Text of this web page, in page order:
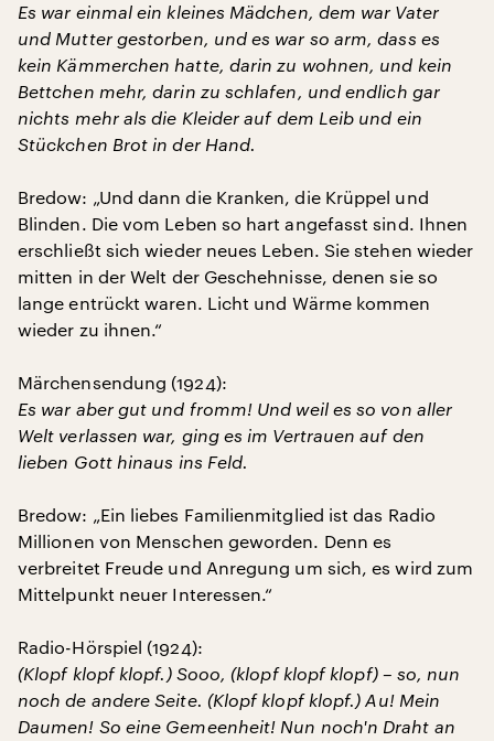
Es war einmal ein kleines Mädchen, dem war Vater
und Mutter gestorben, und es war so arm, dass es
kein Kämmerchen hatte, darin zu wohnen, und kein
Bettchen mehr, darin zu schlafen, und endlich gar
nichts mehr als die Kleider auf dem Leib und ein
Stückchen Brot in der Hand.
Bredow: „Und dann die Kranken, die Krüppel und
Blinden. Die vom Leben so hart angefasst sind. Ihnen
erschließt sich wieder neues Leben. Sie stehen wieder
mitten in der Welt der Geschehnisse, denen sie so
lange entrückt waren. Licht und Wärme kommen
wieder zu ihnen.“
Märchensendung (1924):
Es war aber gut und fromm! Und weil es so von aller
Welt verlassen war, ging es im Vertrauen auf den
lieben Gott hinaus ins Feld.
Bredow: „Ein liebes Familienmitglied ist das Radio
Millionen von Menschen geworden. Denn es
verbreitet Freude und Anregung um sich, es wird zum
Mittelpunkt neuer Interessen.“
Radio-Hörspiel (1924):
(Klopf klopf klopf.) Sooo, (klopf klopf klopf) – so, nun
noch de andere Seite. (Klopf klopf klopf.) Au! Mein
Daumen! So eine Gemeenheit! Nun noch'n Draht an